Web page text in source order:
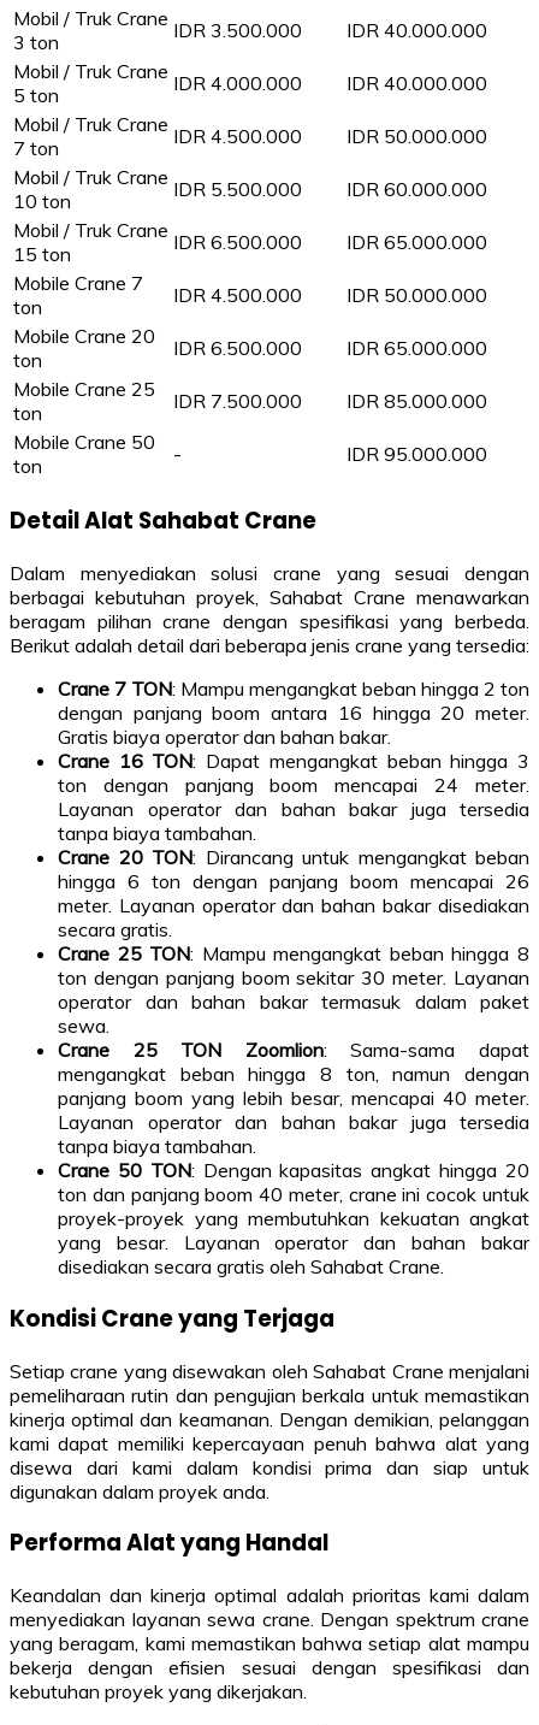
Mobil / Truk Crane
3 ton
IDR 3.500.000
IDR 40.000.000
Mobil / Truk Crane
5 ton
IDR 4.000.000
IDR 40.000.000
Mobil / Truk Crane
7 ton
IDR 4.500.000
IDR 50.000.000
Mobil / Truk Crane
10 ton
IDR 5.500.000
IDR 60.000.000
Mobil / Truk Crane
15 ton
IDR 6.500.000
IDR 65.000.000
Mobile Crane 7
ton
IDR 4.500.000
IDR 50.000.000
Mobile Crane 20
ton
IDR 6.500.000
IDR 65.000.000
Mobile Crane 25
ton
IDR 7.500.000
IDR 85.000.000
Mobile Crane 50
ton
- IDR 95.000.000
Detail Alat Sahabat Crane
Dalam menyediakan solusi crane yang sesuai dengan
berbagai kebutuhan proyek, Sahabat Crane menawarkan
beragam pilihan crane dengan spesifikasi yang berbeda.
Berikut adalah detail dari beberapa jenis crane yang tersedia:
Crane 7 TON: Mampu mengangkat beban hingga 2 ton
dengan panjang boom antara 16 hingga 20 meter.
Gratis biaya operator dan bahan bakar.
Crane 16 TON: Dapat mengangkat beban hingga 3
ton dengan panjang boom mencapai 24 meter.
Layanan operator dan bahan bakar juga tersedia
tanpa biaya tambahan.
Crane 20 TON: Dirancang untuk mengangkat beban
hingga 6 ton dengan panjang boom mencapai 26
meter. Layanan operator dan bahan bakar disediakan
secara gratis.
Crane 25 TON: Mampu mengangkat beban hingga 8
ton dengan panjang boom sekitar 30 meter. Layanan
operator dan bahan bakar termasuk dalam paket
sewa.
Crane 25 TON Zoomlion: Sama-sama dapat
mengangkat beban hingga 8 ton, namun dengan
panjang boom yang lebih besar, mencapai 40 meter.
Layanan operator dan bahan bakar juga tersedia
tanpa biaya tambahan.
Crane 50 TON: Dengan kapasitas angkat hingga 20
ton dan panjang boom 40 meter, crane ini cocok untuk
proyek-proyek yang membutuhkan kekuatan angkat
yang besar. Layanan operator dan bahan bakar
disediakan secara gratis oleh Sahabat Crane.
Kondisi Crane yang Terjaga
Setiap crane yang disewakan oleh Sahabat Crane menjalani
pemeliharaan rutin dan pengujian berkala untuk memastikan
kinerja optimal dan keamanan. Dengan demikian, pelanggan
kami dapat memiliki kepercayaan penuh bahwa alat yang
disewa dari kami dalam kondisi prima dan siap untuk
digunakan dalam proyek anda.
Performa Alat yang Handal
Keandalan dan kinerja optimal adalah prioritas kami dalam
menyediakan layanan sewa crane. Dengan spektrum crane
yang beragam, kami memastikan bahwa setiap alat mampu
bekerja dengan efisien sesuai dengan spesifikasi dan
kebutuhan proyek yang dikerjakan.